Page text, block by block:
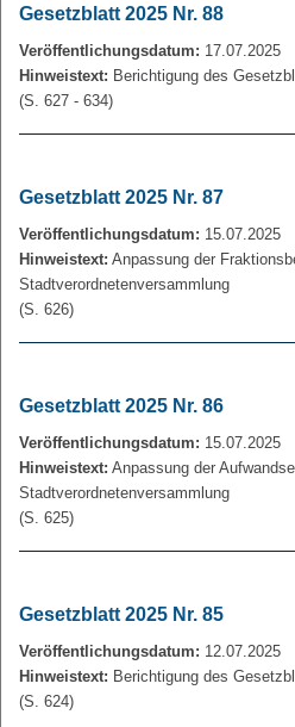
Gesetzblatt 2025 Nr. 88
Veröffentlichungsdatum: 17.07.2025
Hinweistext: Berichtigung des
(S. 627 - 634)
Gesetzblatt 2025 Nr. 87
Veröffentlichungsdatum: 15.07.2025
Hinweistext: Anpassung der
Stadtverordnetenversammlung
(S. 626)
Gesetzblatt 2025 Nr. 86
Veröffentlichungsdatum: 15.07.2025
Hinweistext: Anpassung der
Stadtverordnetenversammlung
(S. 625)
Gesetzblatt 2025 Nr. 85
Veröffentlichungsdatum: 12.07.2025
Hinweistext: Berichtigung des
(S. 624)